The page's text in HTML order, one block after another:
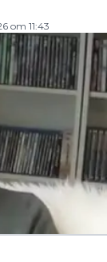
om 11:43